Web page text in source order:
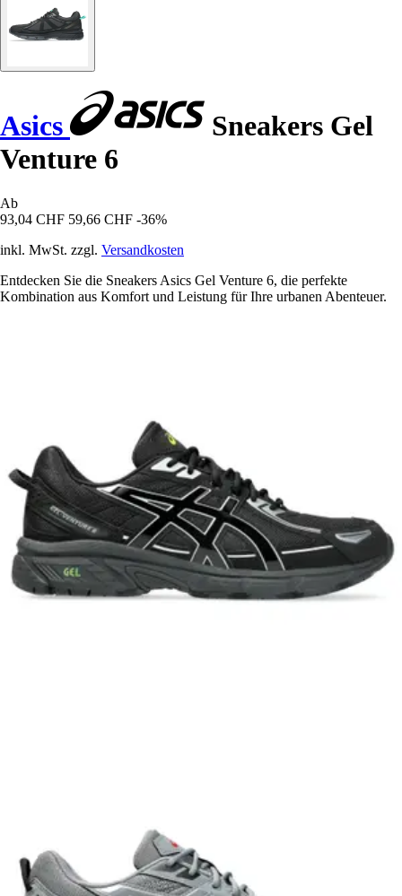
Asics
Sneakers Gel
Venture 6
Ab
93,04 CHF 59,66 CHF -36%
inkl. MwSt. zzgl. Versandkosten
Entdecken Sie die Sneakers Asics Gel Venture 6, die perfekte
Kombination aus Komfort und Leistung für Ihre urbanen Abenteuer.